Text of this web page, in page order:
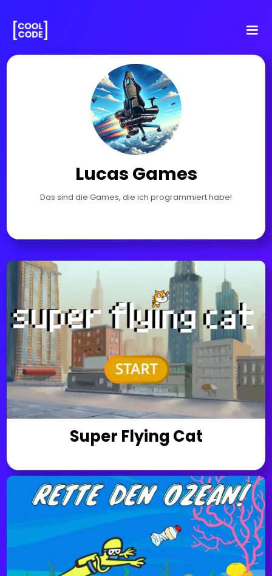
Lucas Games
Das sind die Games, die ich programmiert habe!
Super Flying Cat